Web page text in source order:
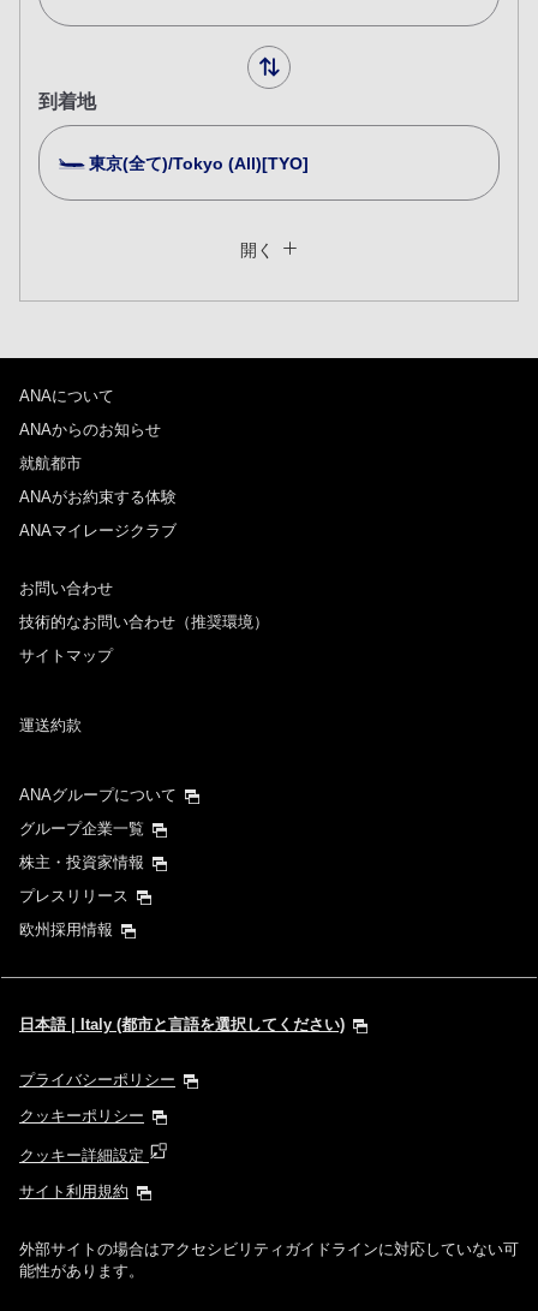
到着地
東京(全て)/Tokyo (All)[TYO]
運賃タイプ指定なし
往路出発日および時間帯
時間帯指定なし
経由地および乗り継ぎ所要時間を追加する
時間帯指定なし
経由地および乗り継ぎ所要時間を追加する
プロモーションコードについて
前後3日の運賃を検索
・表示金額と空席状況は最新ではない場合があります。[検索する]ボタ
ンより最新の空席照会結果をご確認ください。
開く
ANAについて
ANAからのお知らせ
就航都市
ANAがお約束する体験
ANAマイレージクラブ
お問い合わせ
技術的なお問い合わせ（推奨環境）
サイトマップ
運送約款
ANAグループについて
グループ企業一覧
株主・投資家情報
プレスリリース
欧州採用情報
日本語 | Italy (都市と言語を選択してください)
プライバシーポリシー
クッキーポリシー
クッキー詳細設定
サイト利用規約
外部サイトの場合はアクセシビリティガイドラインに対応していない可
能性があります。